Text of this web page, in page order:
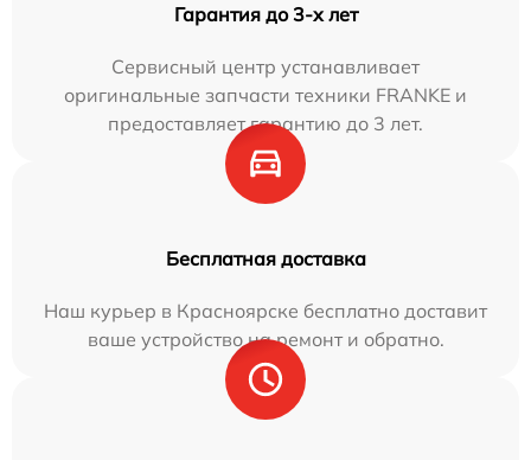
Гарантия до 3-х лет
Сервисный центр устанавливает
оригинальные запчасти техники FRANKE и
предоставляет гарантию до 3 лет.
Бесплатная доставка
Наш курьер в Красноярске бесплатно доставит
ваше устройство на ремонт и обратно.